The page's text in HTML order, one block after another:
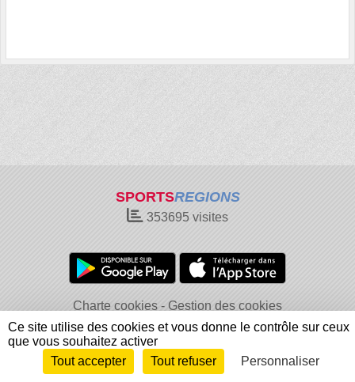
SPORTSREGIONS
353695 visites
Charte cookies
Gestion des cookies
Informations légales
Signaler un contenu inapproprié
Envie de participer ? Connexion
Ce site utilise des cookies et vous donne le contrôle sur ceux
que vous souhaitez activer
Tout accepter
Tout refuser Personnaliser